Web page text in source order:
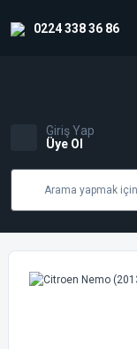
0224 338 36 86
Giriş Yap
Üye Ol